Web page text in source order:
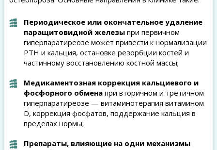
Периодическое или окончательное удаление
паращитовидной железыпри первичном
гиперпаратиреозе может привести к нормализации
PTH и кальция, остановке резорбции костей и
частичному восстановлению костной массы;
Медикаментозная коррекция кальциевого и
фосфорного обменапри вторичном и третичном
гиперпаратиреозе — витаминотерапия витамином
D, коррекция фосфатов, поддержание кальция в
пределах нормы;
Препараты, влияющие на одни механизмы